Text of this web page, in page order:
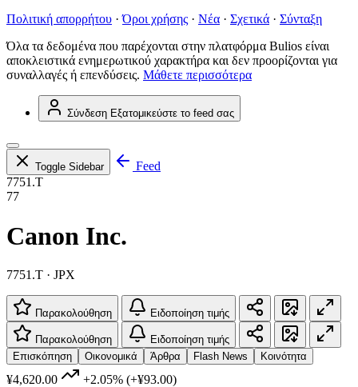
Πολιτική απορρήτου · Όροι χρήσης · Νέα · Σχετικά · Σύνταξη
Όλα τα δεδομένα που παρέχονται στην πλατφόρμα Bulios είναι
αποκλειστικά ενημερωτικού χαρακτήρα και δεν προορίζονται για
συναλλαγές ή επενδύσεις. Μάθετε περισσότερα
Σύνδεση Εξατομικεύστε το feed σας
Toggle Sidebar
Feed
7751.T
77
Canon Inc.
7751.T · JPX
Παρακολούθηση Ειδοποίηση τιμής
Παρακολούθηση
Ειδοποίηση τιμής
Επισκόπηση
Οικονομικά Άρθρα Flash News Κοινότητα
¥4,620.00 +2.05% (+¥93.00)